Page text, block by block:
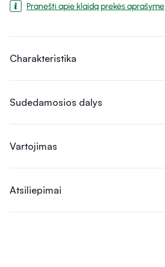
Pranešti apie klaidą prekės aprašyme
Charakteristika
Sudedamosios dalys
Vartojimas
Atsiliepimai